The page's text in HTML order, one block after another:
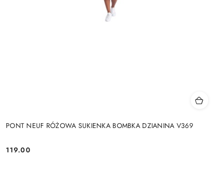
PONT NEUF RÓŻOWA SUKIENKA BOMBKA DZIANINA V369
Cena:
119.00